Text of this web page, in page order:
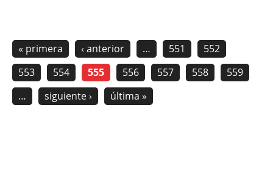
« primera ‹ anterior … 551
552
553
554 555 556 557 558
559
…
siguiente › última »